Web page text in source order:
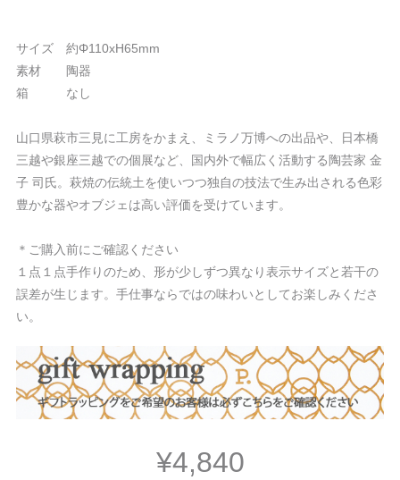
サイズ 約Φ110xH65mm
素材 陶器
箱 なし
山口県萩市三見に工房をかまえ、ミラノ万博への出品や、日本橋
三越や銀座三越での個展など、国内外で幅広く活動する陶芸家 金
子 司氏。萩焼の伝統土を使いつつ独自の技法で生み出される色彩
豊かな器やオブジェは高い評価を受けています。
＊ご購入前にご確認ください
１点１点手作りのため、形が少しずつ異なり表示サイズと若干の
誤差が生じます。手仕事ならではの味わいとしてお楽しみくださ
い。
¥4,840